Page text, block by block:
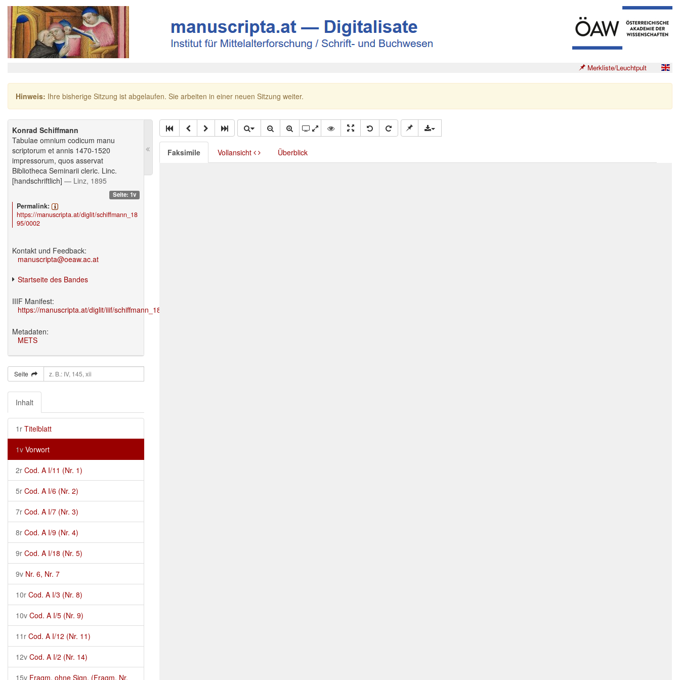
Merkliste/Leuchtpult
Hinweis: Ihre bisherige Sitzung ist abgelaufen. Sie arbeiten in einer neuen Sitzung weiter.
Konrad Schiffmann
Tabulae omnium codicum manu
scriptorum et annis 1470-1520
impressorum, quos asservat
Bibliotheca Seminarii cleric. Linc.
[handschriftlich] — Linz, 1895
Seite: 1v
Permalink:
https://manuscripta.at/diglit/schiffmann_18
95/0002
Kontakt und Feedback:
manuscripta@oeaw.ac.at
Startseite des Bandes
IIIF Manifest:
https://manuscripta.at/diglit/iiif/schiffmann_1895/manifest.json
Metadaten:
METS
Seite
Inhalt
1r Titelblatt
1v Vorwort
2r Cod. A I/11 (Nr. 1)
5r Cod. A I/6 (Nr. 2)
7r Cod. A I/7 (Nr. 3)
8r Cod. A I/9 (Nr. 4)
9r Cod. A I/18 (Nr. 5)
9v Nr. 6, Nr. 7
10r Cod. A I/3 (Nr. 8)
10v Cod. A I/5 (Nr. 9)
11r Cod. A I/12 (Nr. 11)
12v Cod. A I/2 (Nr. 14)
15v Fragm. ohne Sign. (Fragm. Nr.
Faksimile Vollansicht Überblick